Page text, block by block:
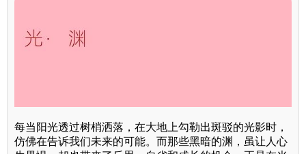
每当阳光透过树梢洒落，在大地上勾勒出斑驳的光影时，
仿佛在告诉我们未来的可能。而那些黑暗的渊，虽让人心